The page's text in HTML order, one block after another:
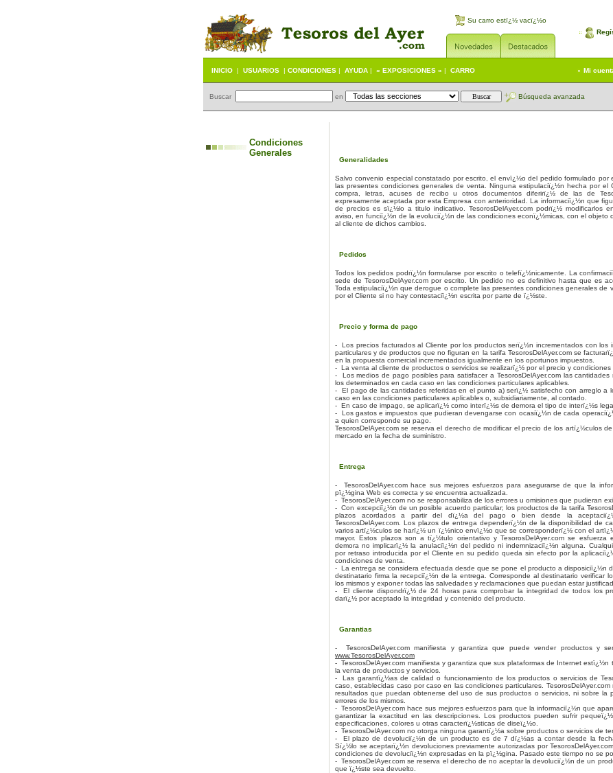
Su carro estï¿½ vacï¿½o
INICIO | USUARIOS | CONDICIONES | AYUDA | « EXPOSICIONES » | CARRO Mi
Buscar en Búsqueda avanzada
Condiciones
Generales
Generalidades
Salvo convenio especial constatado por escrito, el envï¿½o del pedido formulado por
las presentes condiciones generales de venta. Ninguna estipulaciï¿½n hecha por el
compra, letras, acuses de recibo u otros documentos diferirï¿½ de las de
expresamente aceptada por esta Empresa con anterioridad. La informaciï¿½n que
de precios es sï¿½lo a titulo indicativo. TesorosDelAyer.com podrï¿½ modificarlos
aviso, en funciï¿½n de la evoluciï¿½n de las condiciones econï¿½micas, con el objeto
al cliente de dichos cambios.
Pedidos
Todos los pedidos podrï¿½n formularse por escrito o telefï¿½nicamente. La
sede de TesorosDelAyer.com por escrito. Un pedido no es definitivo hasta que es
Toda estipulaciï¿½n que derogue o complete las presentes condiciones generales de
por el Cliente si no hay contestaciï¿½n escrita por parte de ï¿½ste.
Precio y forma de pago
- Los precios facturados al Cliente por los productos serï¿½n incrementados con los
particulares y de productos que no figuran en la tarifa TesorosDelAyer.com se
en la propuesta comercial incrementados igualmente en los oportunos impuestos.
- La venta al cliente de productos o servicios se realizarï¿½ por el precio y condiciones
- Los medios de pago posibles para satisfacer a TesorosDelAyer.com las
los determinados en cada caso en las condiciones particulares aplicables.
- El pago de las cantidades referidas en el punto a) serï¿½ satisfecho con arreglo a
caso en las condiciones particulares aplicables o, subsidiariamente, al contado.
- En caso de impago, se aplicarï¿½ como interï¿½s de demora el tipo de interï¿½s
- Los gastos e impuestos que pudieran devengarse con ocasiï¿½n de cada
a quien corresponde su pago.
TesorosDelAyer.com se reserva el derecho de modificar el precio de los artï¿½culos
mercado en la fecha de suministro.
Entrega
- TesorosDelAyer.com hace sus mejores esfuerzos para asegurarse de que la
pï¿½gina Web es correcta y se encuentra actualizada.
- TesorosDelAyer.com no se responsabiliza de los errores u omisiones que pudieran
- Con excepciï¿½n de un posible acuerdo particular; los productos de la tarifa
plazos acordados a partir del dï¿½a del pago o bien desde la
TesorosDelAyer.com. Los plazos de entrega dependerï¿½n de la disponibilidad de
varios artï¿½culos se harï¿½ un ï¿½nico envï¿½o que se corresponderï¿½ con el
mayor. Estos plazos son a tï¿½tulo orientativo y TesorosDelAyer.com se esfuerza
demora no implicarï¿½ la anulaciï¿½n del pedido ni indemnizaciï¿½n alguna.
por retraso introducida por el Cliente en su pedido queda sin efecto por la
condiciones de venta.
- La entrega se considera efectuada desde que se pone el producto a disposiciï¿½n
destinatario firma la recepciï¿½n de la entrega. Corresponde al destinatario verificar
los mismos y exponer todas las salvedades y reclamaciones que puedan estar
- El cliente dispondrï¿½ de 24 horas para comprobar la integridad de todos los
darï¿½ por aceptado la integridad y contenido del producto.
Garantias
- TesorosDelAyer.com manifiesta y garantiza que puede vender productos y
www.TesorosDelAyer.com
- TesorosDelAyer.com manifiesta y garantiza que sus plataformas de Internet
la venta de productos y servicios.
- Las garantï¿½as de calidad o funcionamiento de los productos o servicios de
caso, establecidas caso por caso en las condiciones particulares.
resultados que puedan obtenerse del uso de sus productos o servicios, ni sobre la
errores de los mismos.
- TesorosDelAyer.com hace sus mejores esfuerzos para que la informaciï¿½n que
garantizar la exactitud en las descripciones. Los productos pueden sufrir
especificaciones, colores u otras caracterï¿½sticas de diseï¿½o.
- TesorosDelAyer.com no otorga ninguna garantï¿½a sobre productos o servicios de
- El plazo de devoluciï¿½n de un producto es de 7 dï¿½as a contar desde la
Sï¿½lo se aceptarï¿½n devoluciones previamente autorizadas por
condiciones de devoluciï¿½n expresadas en la pï¿½gina. Pasado este tiempo no se
- TesorosDelAyer.com se reserva el derecho de no aceptar la devoluciï¿½n de un
que ï¿½ste sea devuelto.